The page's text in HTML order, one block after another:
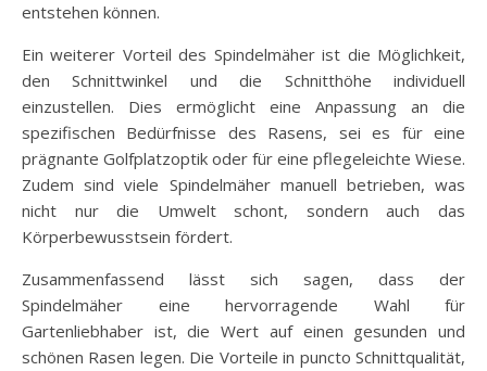
entstehen können.
Ein weiterer Vorteil des Spindelmäher ist die Möglichkeit,
den Schnittwinkel und die Schnitthöhe individuell
einzustellen. Dies ermöglicht eine Anpassung an die
spezifischen Bedürfnisse des Rasens, sei es für eine
prägnante Golfplatzoptik oder für eine pflegeleichte Wiese.
Zudem sind viele Spindelmäher manuell betrieben, was
nicht nur die Umwelt schont, sondern auch das
Körperbewusstsein fördert.
Zusammenfassend lässt sich sagen, dass der
Spindelmäher eine hervorragende Wahl für
Gartenliebhaber ist, die Wert auf einen gesunden und
schönen Rasen legen. Die Vorteile in puncto Schnittqualität,